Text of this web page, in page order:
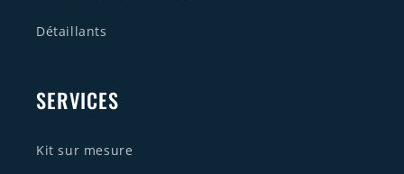
Détaillants
SERVICES
Kit sur mesure